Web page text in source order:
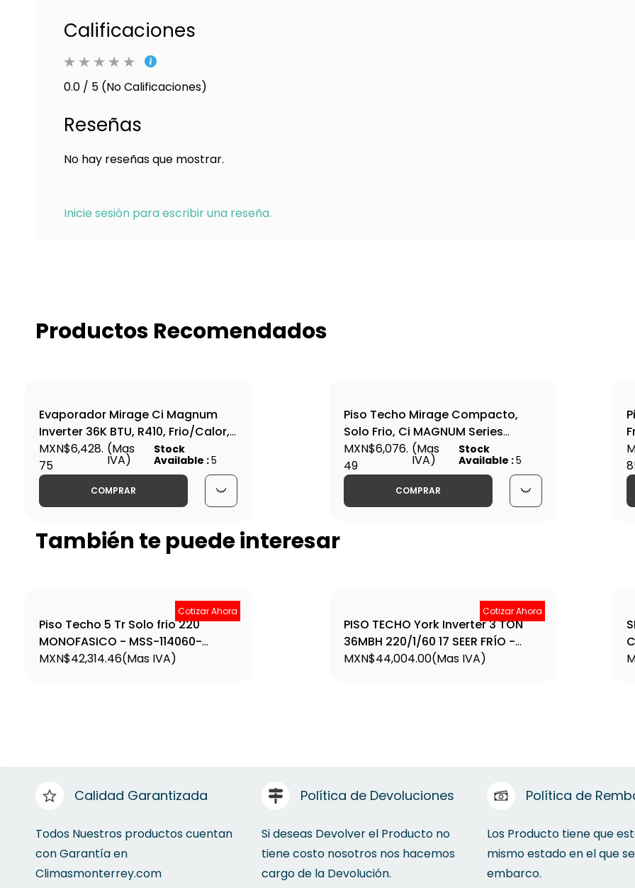
Calificaciones
0.0 / 5 (No Calificaciones)
Reseñas
No hay reseñas que mostrar.
Inicie sesión para escribir una reseña.
Productos Recomendados
Evaporador Mirage Ci Magnum
Inverter 36K BTU, R410, Frio/Calor,
220v Monofasico - EPC361M
MXN$6,428.
75
(Mas
IVA)
Stock
Available :5
COMPRAR
Piso Techo Mirage Compacto,
Solo Frio, Ci MAGNUM Series
EPF361V
MXN$6,076.
49
(Mas
IVA)
Stock
Available :5
COMPRAR
También te puede interesar
Cotizar Ahora
Piso Techo 5 Tr Solo frio 220
MONOFASICO - MSS-114060-
CFC216A
MXN$42,314.46(Mas IVA)
Cotizar Ahora
PISO TECHO York Inverter 3 TON
36MBH 220/1/60 17 SEER FRÍO -
CALOR - YFKE36BZTMCMORX
MXN$44,004.00(Mas IVA)
Calidad Garantizada
Todos Nuestros productos cuentan
con Garantía en
Climasmonterrey.com
Política de Devoluciones
Si deseas Devolver el Producto no
tiene costo nosotros nos hacemos
cargo de la Devolución.
Política de
Los Producto tiene que
mismo estado en el que se
embarco.